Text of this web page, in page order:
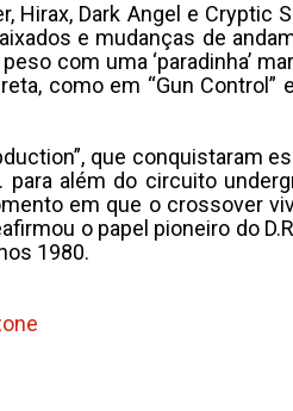
Dark Angel e Cryptic
e mudanças de
com uma ‘paradinha’
como em “Gun Control”
que conquistaram
para além do circuito
em que o crossover
o papel pioneiro do
1980.